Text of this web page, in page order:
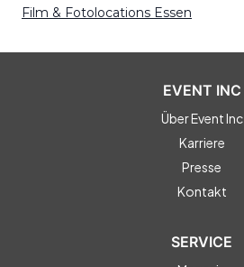
Film & Fotolocations Essen
EVENT INC
Über Event Inc
Karriere
Presse
Kontakt
SERVICE